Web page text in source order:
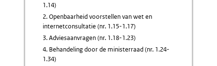
1.14)
2. Openbaarheid voorstellen van wet en
internetconsultatie (nr. 1.15-1.17)
3. Adviesaanvragen (nr. 1.18-1.23)
4. Behandeling door de ministerraad (nr. 1.24-
1.34)